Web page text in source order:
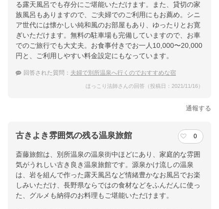
る露天風呂でも存分にご堪能いただけます。また、貸切の家
族風呂もありますので、ご夫婦でのご利用にもお薦め。シニ
ア世代には懐かしい純和風のお部屋もあり、ゆったりとお寛
ぎいただけます。無料の駐車場も完備していますので、お車
でのご旅行でも大丈夫。お食事付きでお一人10,000〜20,000
円と、ご利用しやすい料金設定にもなっています。
回答された質問： 夫婦で別所温泉へ行くのでおすすめな宿
ほっこり法師さんの回答（投稿日：2021/11/16）
通報する
古きよき雰囲気の残る温泉旅館 0
斎藤旅館は、別所温泉の温泉街中ほどにあり、家庭的な雰囲
気がうれしい古き良き温泉旅館です。源泉かけ流しの温泉
は、岩を組んで作った露天風呂など情緒豊かなお風呂でお楽
しみいただけ、長野県ならではの食材などをふんだんに使っ
た、グルメも納得のお料理もご堪能いただけます。